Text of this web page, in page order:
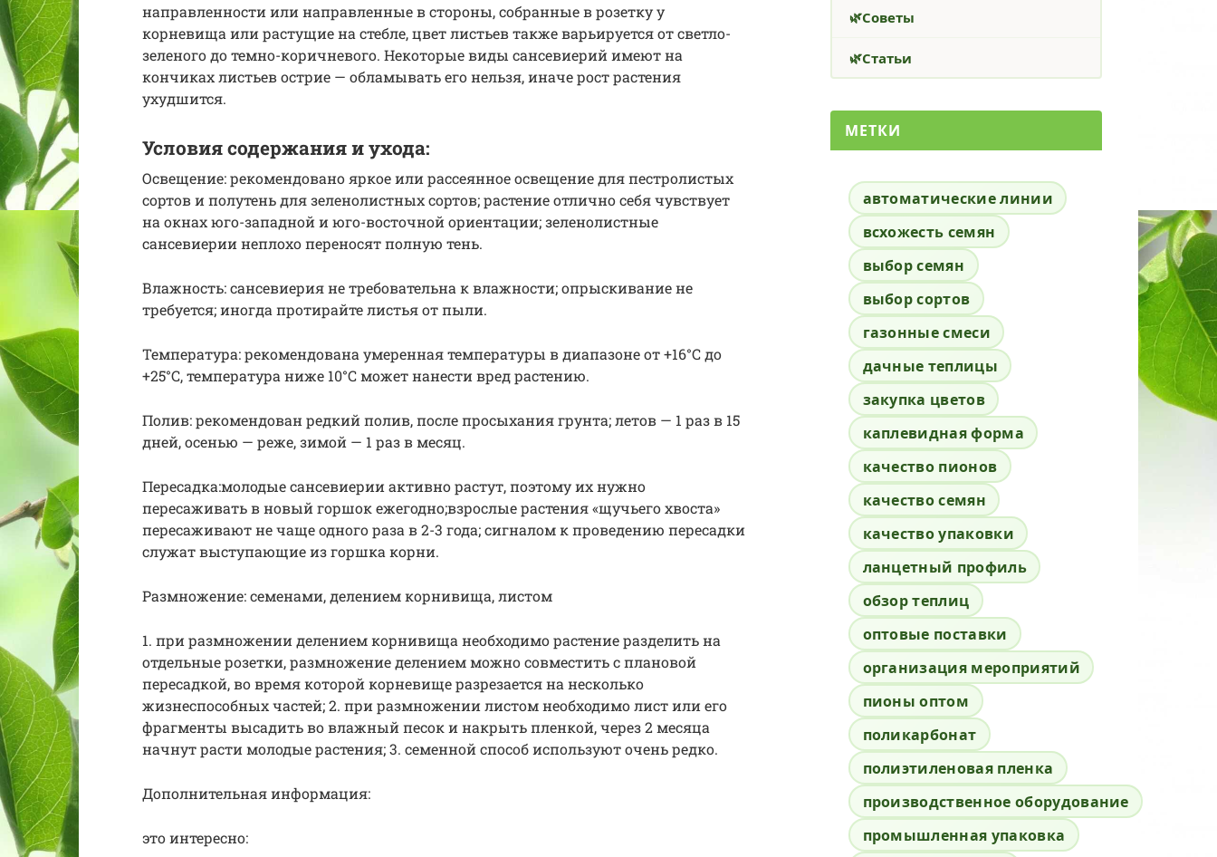
направленности или направленные в стороны, собранные в розетку у
корневища или растущие на стебле, цвет листьев также варьируется от светло-
зеленого до темно-коричневого. Некоторые виды сансевиерий имеют на
кончиках листьев острие — обламывать его нельзя, иначе рост растения
ухудшится.
Условия содержания и ухода:
Освещение: рекомендовано яркое или рассеянное освещение для пестролистых
сортов и полутень для зеленолистных сортов; растение отлично себя чувствует
на окнах юго-западной и юго-восточной ориентации; зеленолистные
сансевиерии неплохо переносят полную тень.
Влажность: сансевиерия не требовательна к влажности; опрыскивание не
требуется; иногда протирайте листья от пыли.
Температура: рекомендована умеренная температуры в диапазоне от +16°C до
+25°C, температура ниже 10°C может нанести вред растению.
Полив: рекомендован редкий полив, после просыхания грунта; летов — 1 раз в 15
дней, осенью — реже, зимой — 1 раз в месяц.
Пересадка:молодые сансевиерии активно растут, поэтому их нужно
пересаживать в новый горшок ежегодно;взрослые растения «щучьего хвоста»
пересаживают не чаще одного раза в 2-3 года; сигналом к проведению пересадки
служат выступающие из горшка корни.
Размножение: семенами, делением корнивища, листом
1. при размножении делением корнивища необходимо растение разделить на
отдельные розетки, размножение делением можно совместить с плановой
пересадкой, во время которой корневище разрезается на несколько
жизнеспособных частей; 2. при размножении листом необходимо лист или его
фрагменты высадить во влажный песок и накрыть пленкой, через 2 месяца
начнут расти молодые растения; 3. семенной способ используют очень редко.
Дополнительная информация:
это интересно:
Советы
Статьи
МЕТКИ
автоматические линии
всхожесть семян
выбор семян
выбор сортов
газонные смеси
дачные теплицы
закупка цветов
каплевидная форма
качество пионов
качество семян
качество упаковки
ланцетный профиль
обзор теплиц
оптовые поставки
организация мероприятий
пионы оптом
поликарбонат
полиэтиленовая пленка
производственное оборудование
промышленная упаковка